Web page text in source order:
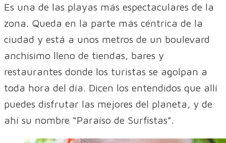
Es una de las playas más espectaculares de la
zona. Queda en la parte más céntrica de la
ciudad y está a unos metros de un boulevard
anchísimo lleno de tiendas, bares y
restaurantes donde los turistas se agolpan a
toda hora del día. Dicen los entendidos que allí
puedes disfrutar las mejores del planeta, y de
ahí su nombre “Paraíso de Surfistas”.